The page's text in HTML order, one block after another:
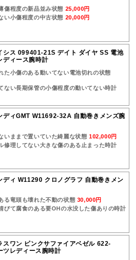
傷程度の新品並み状態 25,000円
い小傷程度の中古状態 20,000円
シス 099401-21S デイト ダイヤ SS 電池
ディース腕時計
た小傷のある動いてない電池切れの状態
ない長期保管の小傷程度の動いてない時計
ディGMT W11692-32A 自動巻きメンズ腕
いままで置いていた綺麗な状態102,000円
修理してない大きな傷のある止まった時計
ディ W11290 クロノグラフ 自動巻きメン
る竜頭も壊れた不動の状態 30,000円
びて腐食のある要OHの水没した傷ありの時計
スワン ピンクサファイアベゼル 622-
ツレディース腕時計